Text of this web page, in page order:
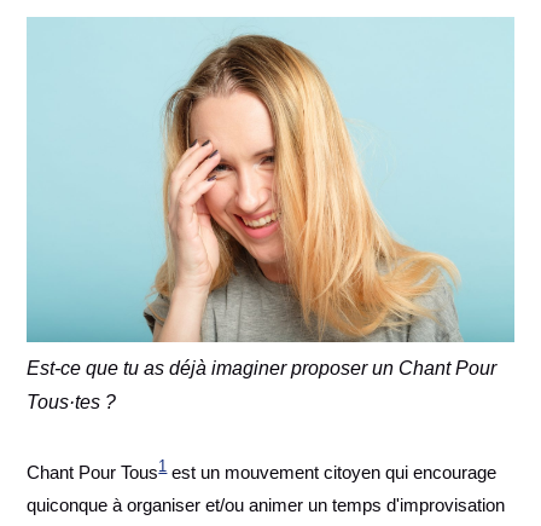
Est-ce que tu as déjà imaginer proposer un Chant Pour
Tous·tes ?
Chant Pour Tous1est un mouvement citoyen qui encourage
quiconque à organiser et/ou animer un temps d'improvisation